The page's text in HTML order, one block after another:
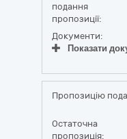
подання
пропозиції:
Документи:
Показати
Пропозицію
Остаточна
пропозиція: